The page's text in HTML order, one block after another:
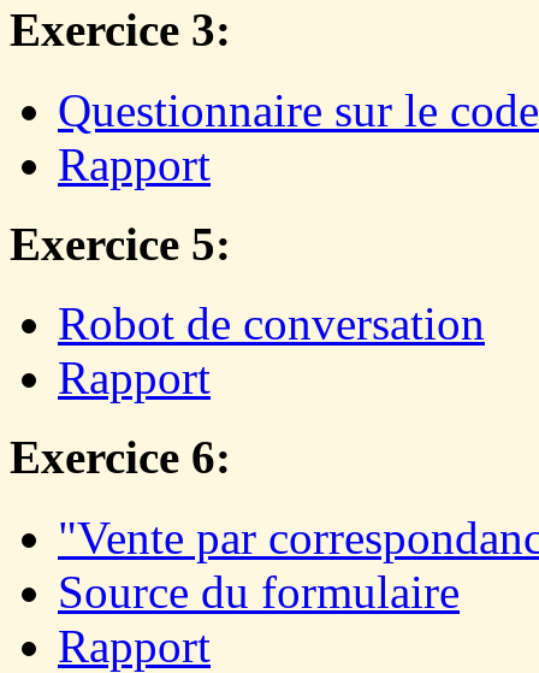
Exercice 3:
Questionnaire sur le
Rapport
Exercice 5:
Robot de conversation
Rapport
Exercice 6:
"Vente par
Source du formulaire
Rapport